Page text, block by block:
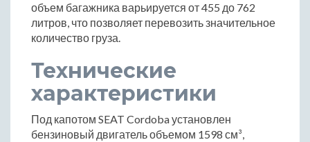
объем багажника варьируется от 455 до 762
литров, что позволяет перевозить значительное
количество груза.
Технические
характеристики
Под капотом SEAT Cordoba установлен
бензиновый двигатель объемом 1598 см³,